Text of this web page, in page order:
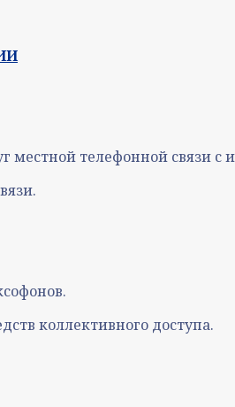
телефонной связи с
коллективного доступа.